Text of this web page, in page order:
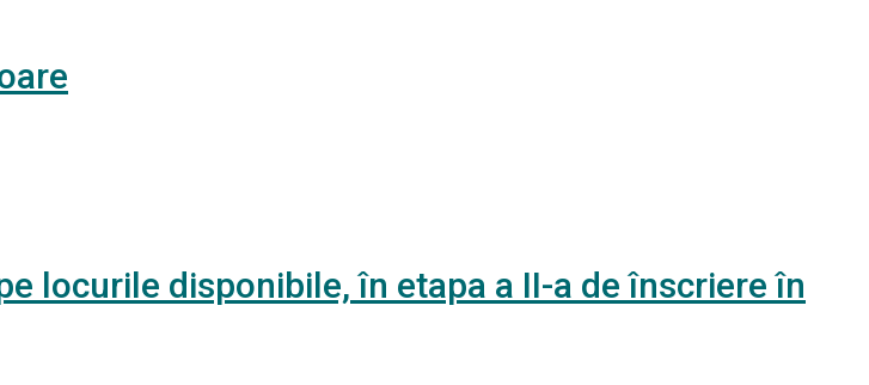
locurile disponibile, în etapa a II-a de înscriere în